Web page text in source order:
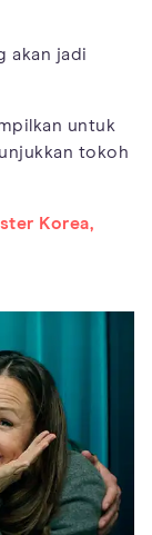
akan jadi
untuk
tokoh
Korea,